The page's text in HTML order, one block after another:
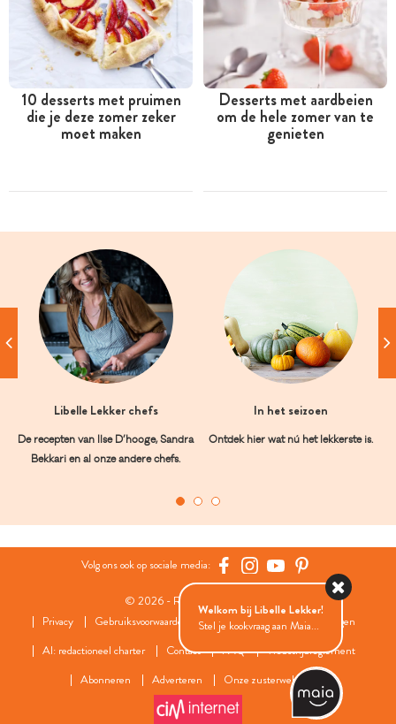
10 desserts met pruimen
die je deze zomer zeker
moet maken
Desserts met aardbeien
om de hele zomer van te
genieten
Libelle Lekker chefs
De recepten van Ilse D’hooge, Sandra
Bekkari en al onze andere chefs.
In het seizoen
Ontdek hier wat nú het lekkerste is.
Volg ons ook op sociale media:
© 2026 - Roularta Media Group
Privacy
Gebruiksvoorwaarden Cookies
Cookies instellingen
AI: redactioneel charter
Contact FAQ
Wedstrijdreglement
Abonneren
Adverteren Onze zusterwebsites
Welkom bij Libelle Lekker!
Stel je kookvraag aan Maia...